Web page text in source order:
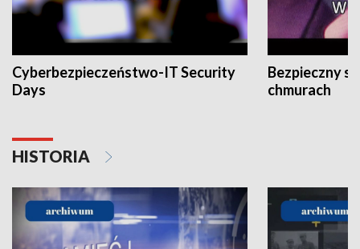
Cyberbezpieczeństwo-IT Security
Days
Bezpieczny
chmurach
HISTORIA